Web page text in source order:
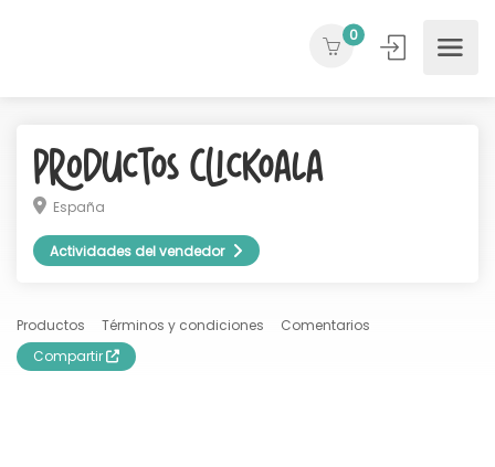
0
Productos ClicKoala
España
Actividades del vendedor
Productos Términos y condiciones
Comentarios
Compartir